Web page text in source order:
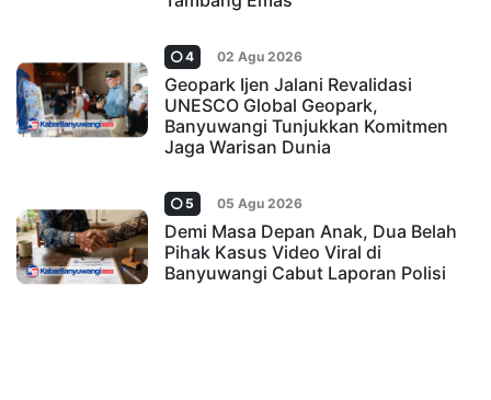
4 02 Agu 2026
Geopark Ijen Jalani Revalidasi
UNESCO Global Geopark,
Banyuwangi Tunjukkan Komitmen
Jaga Warisan Dunia
5 05 Agu 2026
Demi Masa Depan Anak, Dua Belah
Pihak Kasus Video Viral di
Banyuwangi Cabut Laporan Polisi